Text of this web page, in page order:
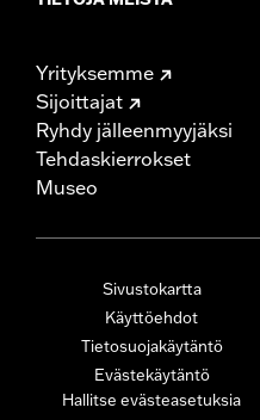
Yrityksemme
Sijoittajat
Ryhdy jälleenmyyjäksi
Tehdaskierrokset
Museo
Sivustokartta
Käyttöehdot
Tietosuojakäytäntö
Evästekäytäntö
Hallitse evästeasetuksia